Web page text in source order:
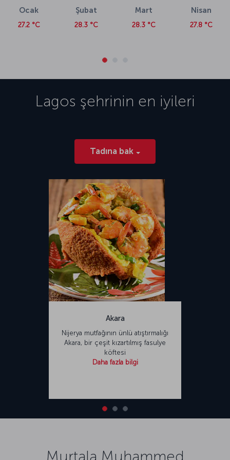
Ocak
27.2 °C
Şubat
28.3 °C
Mart
28.3 °C
Nisan
27.8 °C
Lagos şehrinin en iyileri
Tadına bak
Akara
Nijerya mutfağının ünlü atıştırmalığı
Akara, bir çeşit kızartılmış fasulye
köftesi
Daha fazla bilgi
Murtala Muhammed